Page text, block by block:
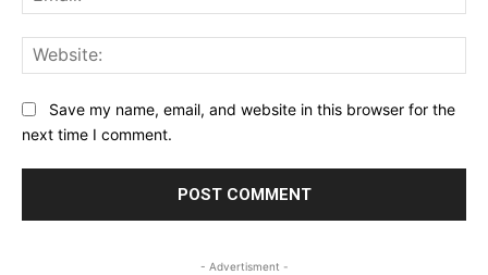
Save my name, email, and website in this browser for the
next time I comment.
- Advertisment -